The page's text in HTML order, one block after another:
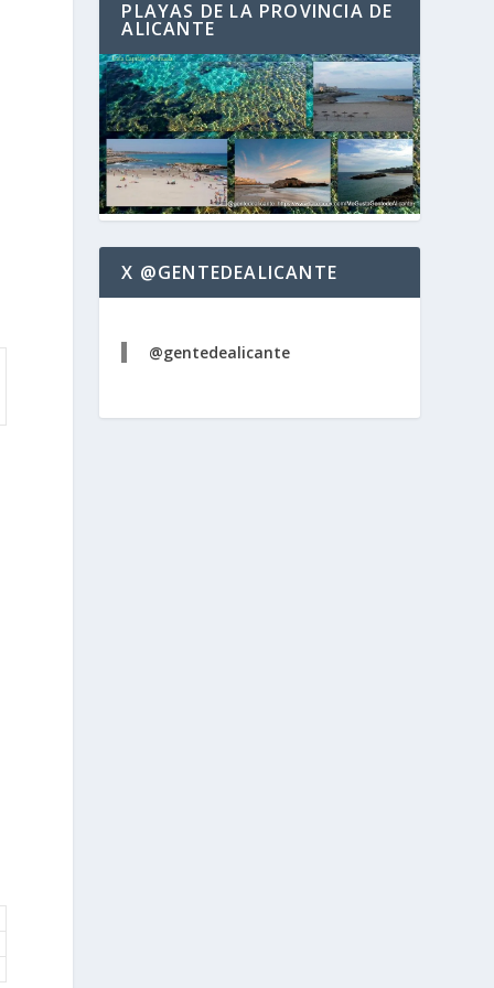
PLAYAS DE LA PROVINCIA DE
ALICANTE
X @GENTEDEALICANTE
@gentedealicante